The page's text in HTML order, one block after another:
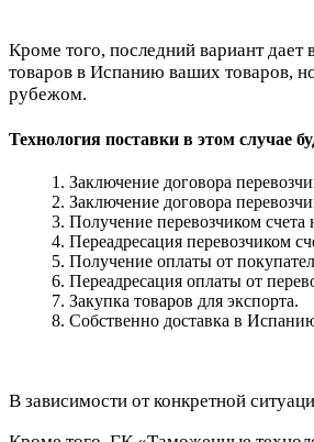
Кроме того, последний вариант
товаров в Испанию ваших товаров,
рубежом.
Технология поставки в этом случае
Заключение договора
Заключение договора
Получение перевозчиком
Переадресация перевозчиком
Получение оплаты от
Переадресация оплаты от
Закупка товаров для экспорта.
Собственно доставка в
В зависимости от конкретной